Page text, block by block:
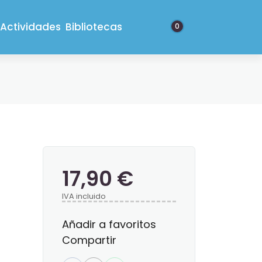
Actividades Bibliotecas 0
17,90 €
IVA incluido
Añadir a favoritos
Compartir